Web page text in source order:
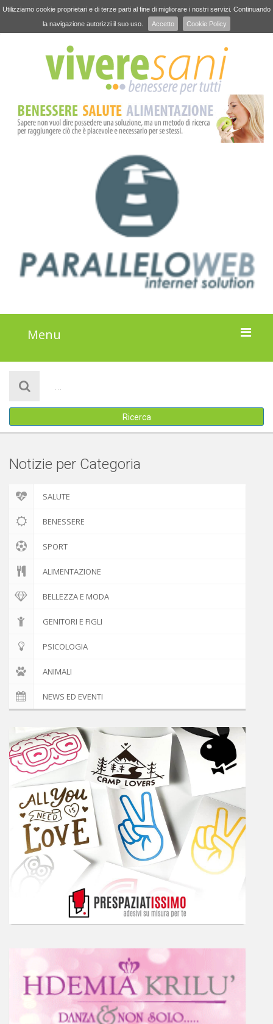
Utilizziamo cookie proprietari e di terze parti al fine di migliorare i nostri servizi. Continuando
la navigazione autorizzi il suo uso.
Accetto Cookie Policy
Menu
ATTIVITÀ
IL PROGETTO
Ricerca
Notizie per Categoria
SALUTE
BENESSERE
SPORT
ALIMENTAZIONE
BELLEZZA E MODA
GENITORI E FIGLI
PSICOLOGIA
ANIMALI
NEWS ED EVENTI